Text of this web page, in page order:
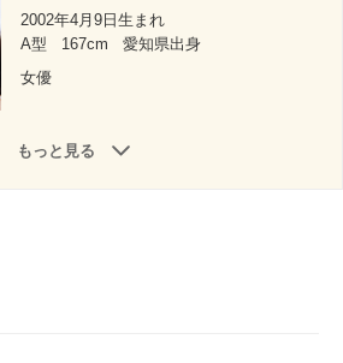
2002年4月9日生まれ
A型
167cm
愛知県出身
女優
もっと見る